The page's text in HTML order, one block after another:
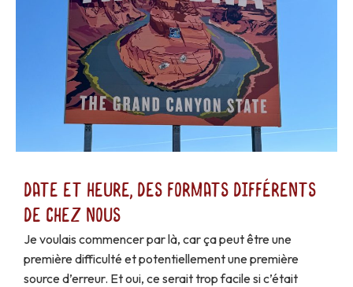
Date et heure, des formats différents
de chez nous
Je voulais commencer par là, car ça peut être une
première difficulté et potentiellement une première
source d’erreur. Et oui, ce serait trop facile si c’était